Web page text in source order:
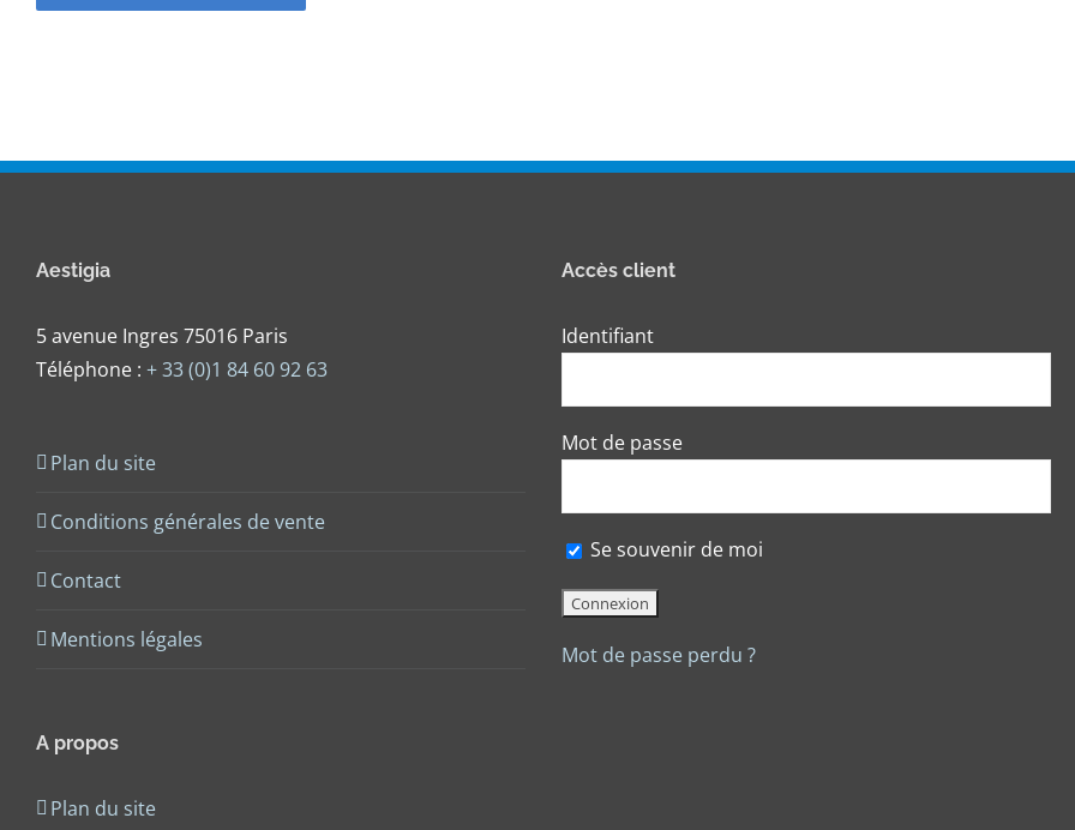
Aestigia
5 avenue Ingres 75016 Paris
Téléphone : + 33 (0)1 84 60 92 63
Plan du site
Conditions générales de vente
Contact
Mentions légales
A propos
Plan du site
Accès client
Identifiant
Mot de passe
Se souvenir de moi
Mot de passe perdu ?